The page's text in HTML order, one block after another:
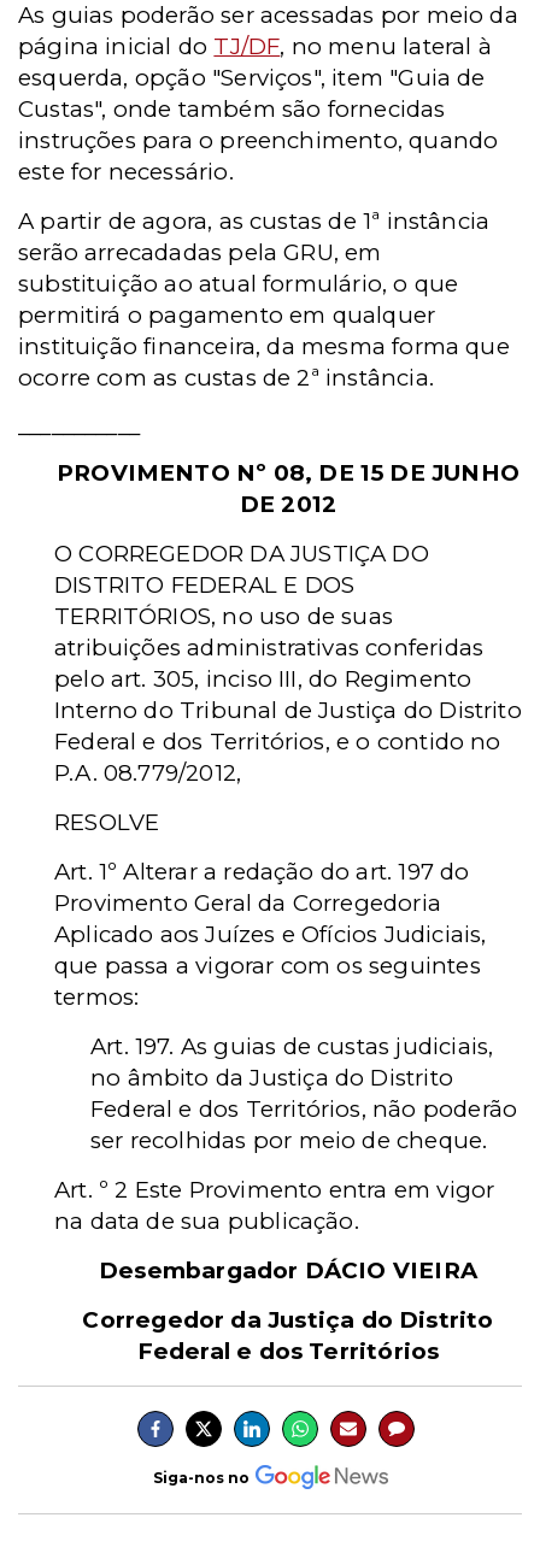
As guias poderão ser acessadas por meio da
página inicial do TJ/DF, no menu lateral à
esquerda, opção "Serviços", item "Guia de
Custas", onde também são fornecidas
instruções para o preenchimento, quando
este for necessário.
A partir de agora, as custas de 1ª instância
serão arrecadadas pela GRU, em
substituição ao atual formulário, o que
permitirá o pagamento em qualquer
instituição financeira, da mesma forma que
ocorre com as custas de 2ª instância.
PROVIMENTO Nº 08, DE 15 DE JUNHO
DE 2012
O CORREGEDOR DA JUSTIÇA DO
DISTRITO FEDERAL E DOS
TERRITÓRIOS, no uso de suas
atribuições administrativas conferidas
pelo art. 305, inciso III, do Regimento
Interno do Tribunal de Justiça do Distrito
Federal e dos Territórios, e o contido no
P.A. 08.779/2012,
RESOLVE
Art. 1º Alterar a redação do art. 197 do
Provimento Geral da Corregedoria
Aplicado aos Juízes e Ofícios Judiciais,
que passa a vigorar com os seguintes
termos:
Art. 197. As guias de custas judiciais,
no âmbito da Justiça do Distrito
Federal e dos Territórios, não poderão
ser recolhidas por meio de cheque.
Art. º 2 Este Provimento entra em vigor
na data de sua publicação.
Desembargador DÁCIO VIEIRA
Corregedor da Justiça do Distrito
Federal e dos Territórios
Siga-nos no